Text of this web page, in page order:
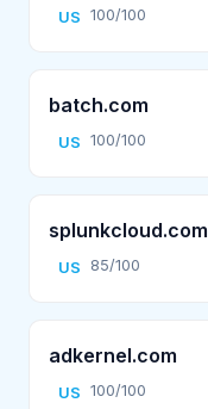
US 100/100
batch.com
US 100/100
splunkcloud.com
US 85/100
adkernel.com
US 100/100